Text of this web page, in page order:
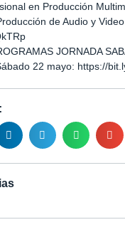
en Producción
de Audio y
JORNADA
22 mayo: https://